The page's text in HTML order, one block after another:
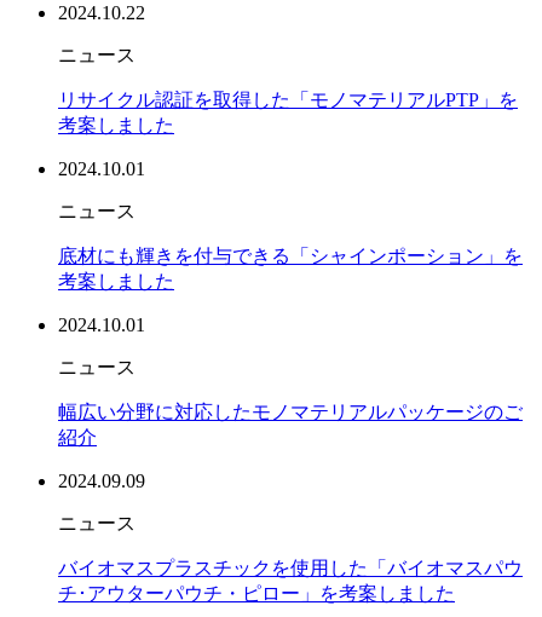
2024.10.22
ニュース
リサイクル認証を取得した「モノマテリアルPTP」を
考案しました
2024.10.01
ニュース
底材にも輝きを付与できる「シャインポーション」を
考案しました
2024.10.01
ニュース
幅広い分野に対応したモノマテリアルパッケージのご
紹介
2024.09.09
ニュース
バイオマスプラスチックを使用した「バイオマスパウ
チ･アウターパウチ・ピロー」を考案しました